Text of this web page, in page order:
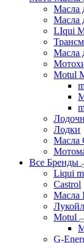
Масла
Масла
LIqui
Масла
Motul
Лодки
Все Бренды
Liqui
Castrol
Масла
Лукойл
Motul
G-